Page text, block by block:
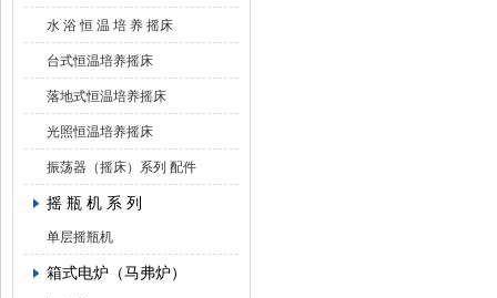
水 浴 恒 温 培 养 摇床
台式恒温培养摇床
落地式恒温培养摇床
光照恒温培养摇床
振荡器（摇床）系列 配件
摇 瓶 机 系 列
单层摇瓶机
箱式电炉（马弗炉）